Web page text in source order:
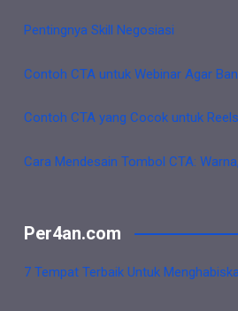
Pentingnya Skill Negosiasi
Contoh CTA untuk Webinar Agar
Contoh CTA yang Cocok untuk
Cara Mendesain Tombol CTA:
Per4an.com
7 Tempat Terbaik Untuk